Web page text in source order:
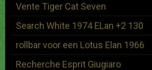
Vente Tiger Cat Seven
Search White 1974 ELan +2 130
rollbar voor een Lotus Elan 1966
Recherche Esprit Giugiaro